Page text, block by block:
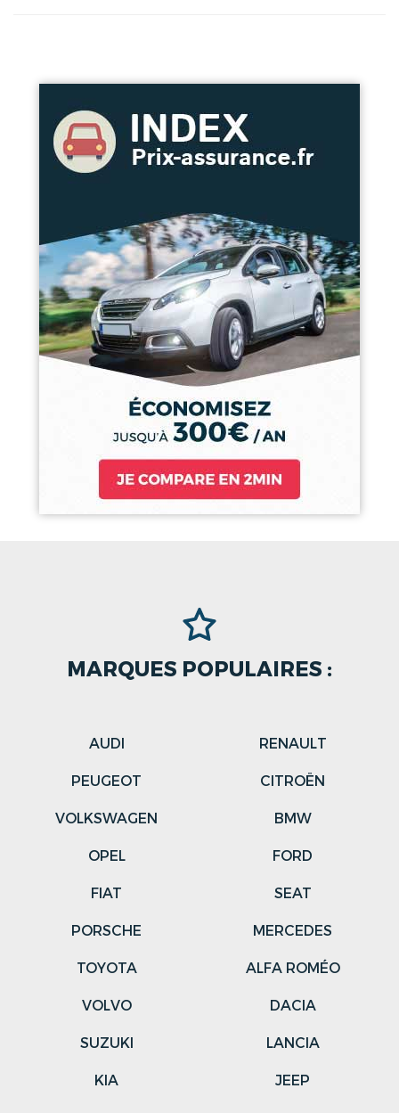
MARQUES POPULAIRES :
AUDI
RENAULT
PEUGEOT
CITROËN
VOLKSWAGEN
BMW
OPEL
FORD
FIAT
SEAT
PORSCHE
MERCEDES
TOYOTA
ALFA ROMÉO
VOLVO
DACIA
SUZUKI
LANCIA
KIA
JEEP